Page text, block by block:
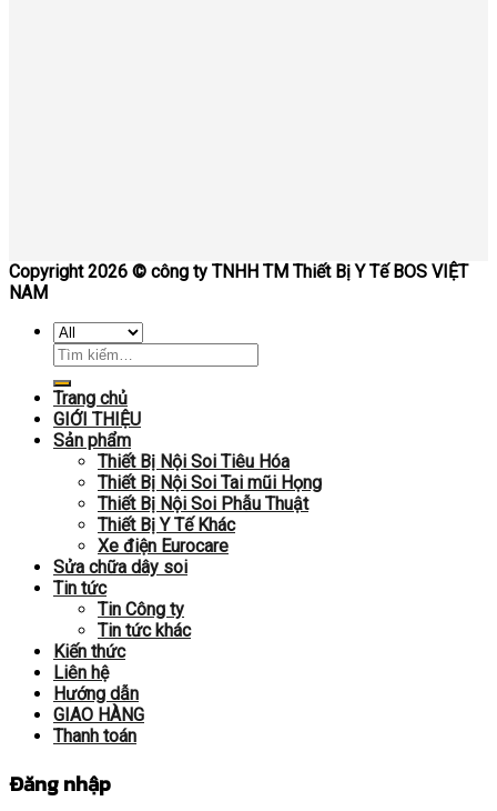
Copyright 2026 © công ty TNHH TM Thiết Bị Y Tế BOS VIỆT
NAM
Trang chủ
GIỚI THIỆU
Sản phẩm
Thiết Bị Nội Soi Tiêu Hóa
Thiết Bị Nội Soi Tai mũi Họng
Thiết Bị Nội Soi Phẫu Thuật
Thiết Bị Y Tế Khác
Xe điện Eurocare
Sửa chữa dây soi
Tin tức
Tin Công ty
Tin tức khác
Kiến thức
Liên hệ
Hướng dẫn
GIAO HÀNG
Thanh toán
Đăng nhập